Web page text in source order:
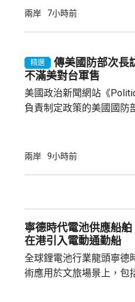
產品設定最低價格，其中
商務部制定計劃，若企業
新或擴建多晶硅、晶圓或
兩岸 7小時前
精選
傳美國防部次
不滿美對台軍售
美國政治新聞網站《
負責制定政策的美國國防
售案。 報道指，科爾比認為美中關係過去一年
爭取中方的訪問邀請，並
演講，要求國防部官員與
兩岸 9小時前
寧德時代電池供應船
在港引入電動通勤船
全球鋰電池行業龍頭寧德
術應用於文旅場景上，包